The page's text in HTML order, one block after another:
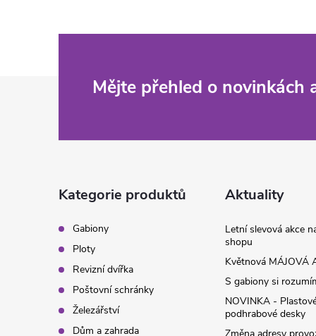
Mějte přehled o novinkách
Kategorie produktů
Gabiony
Ploty
Revizní dvířka
Poštovní schránky
Železářství
Dům a zahrada
Aktuality
Letní slevová akce
shopu
Květnová MÁJOVÁ
S gabiony si
NOVINKA -
podhrabové desky